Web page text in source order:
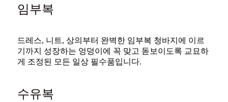
임부복
드레스, 니트, 상의부터 완벽한 임부복 청바지에 이르
기까지 성장하는 엉덩이에 꼭 맞고 돋보이도록 교묘하
게 조정된 모든 일상 필수품입니다.
수유복